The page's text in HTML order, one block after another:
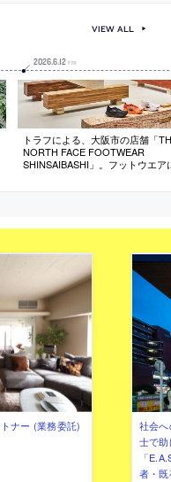
案。“万華鏡”の様に室内に光が入
2026.6.12 FRI
トラフによる、大阪市の店舗「
NORTH FACE FOOTWEAR
SHINSAIBASHI」。フットウエア
ケール”に引寄せる為、石と木の
で空間に広がりも生み出す
VIEW ALL
ナー (業務委託)
社会
士で
「
者・